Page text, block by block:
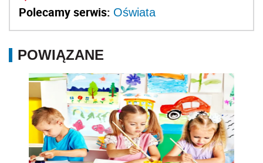
Polecamy serwis: Oświata
POWIĄZANE